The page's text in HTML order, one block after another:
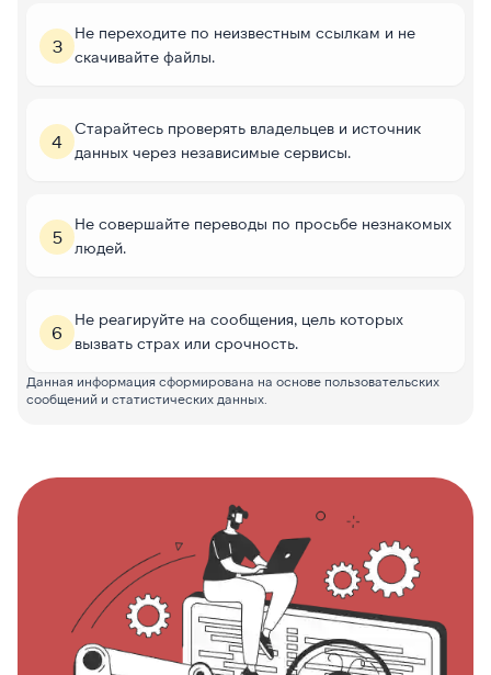
3
Не переходите по неизвестным ссылкам и не
скачивайте файлы.
4
Старайтесь проверять владельцев и источник
данных через независимые сервисы.
5
Не совершайте переводы по просьбе незнакомых
людей.
6
Не реагируйте на сообщения, цель которых
вызвать страх или срочность.
Данная информация сформирована на основе пользовательских
сообщений и статистических данных.